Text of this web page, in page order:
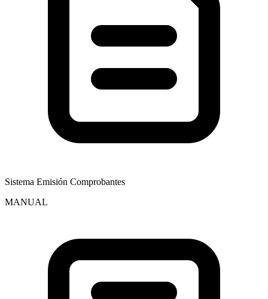
Sistema Emisión Comprobantes
MANUAL